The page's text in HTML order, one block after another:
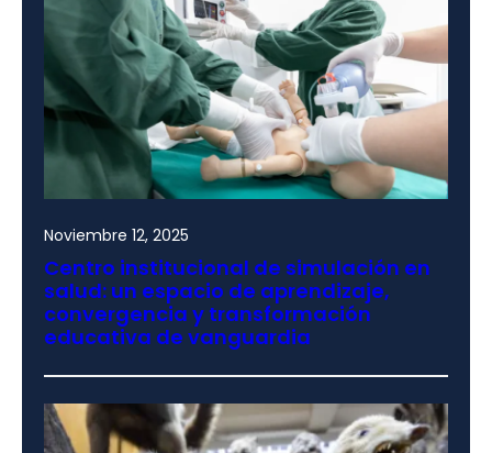
Noviembre 12, 2025
Centro institucional de simulación en
salud: un espacio de aprendizaje,
convergencia y transformación
educativa de vanguardia